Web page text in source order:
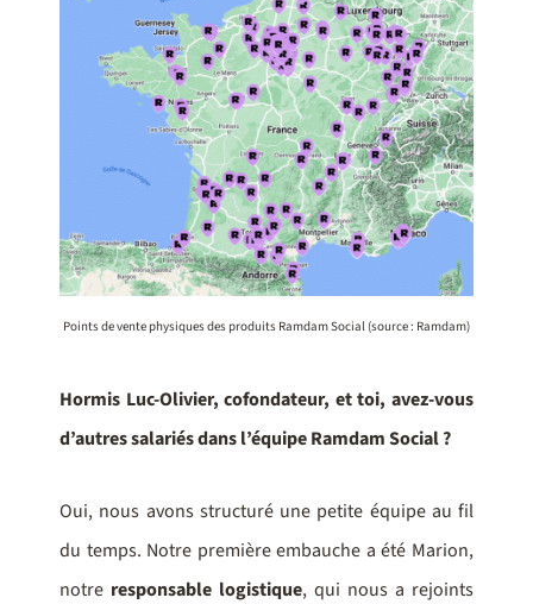
Points de vente physiques des produits Ramdam Social (source : Ramdam)
Hormis Luc-Olivier, cofondateur, et toi, avez-vous
d’autres salariés dans l’équipe Ramdam Social ?
Oui, nous avons structuré une petite équipe au fil
du temps. Notre première embauche a été Marion,
notre responsable logistique, qui nous a rejoints